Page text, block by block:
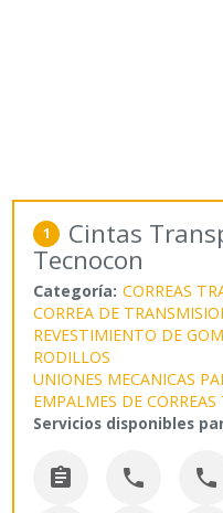
1 Cintas
Tecnocon
Categoría: CORREAS
CORREA DE
REVESTIMIENTO DE
RODILLOS
UNIONES MECANICAS
EMPALMES DE
Servicios disponibles
  